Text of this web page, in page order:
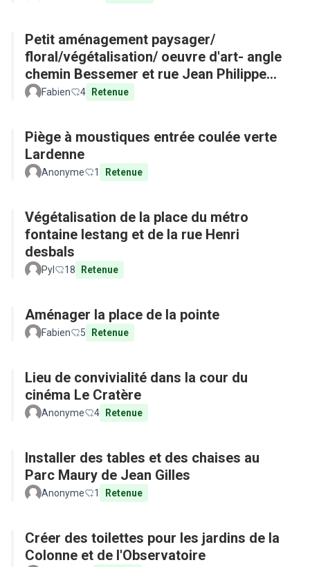
Petit aménagement paysager/
floral/végétalisation/ oeuvre d'art- angle
chemin Bessemer et rue Jean Philippe
Rameau
Fabien 4 Retenue
Piège à moustiques entrée coulée verte
Lardenne
Anonyme 1 Retenue
Végétalisation de la place du métro
fontaine lestang et de la rue Henri
desbals
Pyl 18 Retenue
Aménager la place de la pointe
Fabien 5 Retenue
Lieu de convivialité dans la cour du
cinéma Le Cratère
Anonyme 4 Retenue
Installer des tables et des chaises au
Parc Maury de Jean Gilles
Anonyme 1 Retenue
Créer des toilettes pour les jardins de la
Colonne et de l'Observatoire